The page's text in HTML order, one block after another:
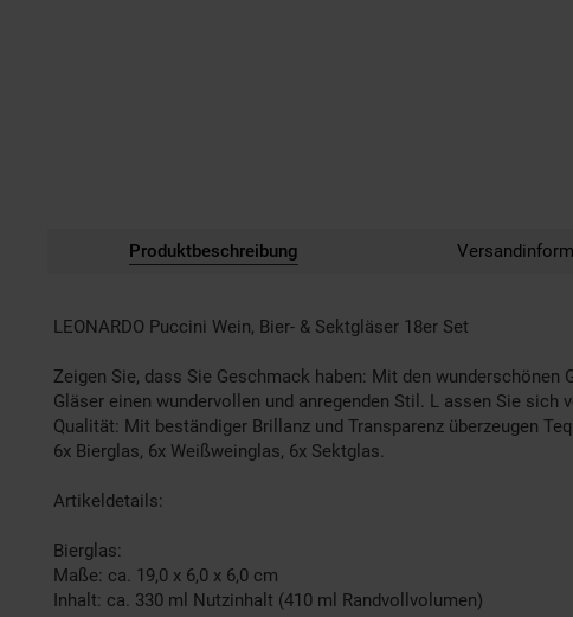
Produktbeschreibung
LEONARDO Puccini Wein, Bier- & Sektgläser 18er Set
Zeigen Sie, dass Sie Geschmack haben: Mit den
Gläser einen wundervollen und anregenden Stil. L assen Sie
Qualität: Mit beständiger Brillanz und Transparenz überzeugen
6x Bierglas, 6x Weißweinglas, 6x Sektglas.
Artikeldetails:
Bierglas:
Maße: ca. 19,0 x 6,0 x 6,0 cm
Inhalt: ca. 330 ml Nutzinhalt (410 ml Randvollvolumen)